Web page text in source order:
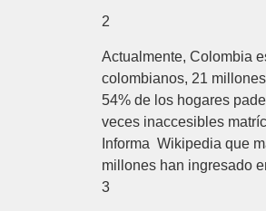
2
Actualmente, Colombia
colombianos, 21
54% de los hogares
veces inaccesibles
Informa Wikipedia que
millones han ingresado
3